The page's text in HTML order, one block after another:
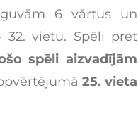
6 vārtus un
32. vietu. Spēli pret
spēli aizvadījām
25. vieta